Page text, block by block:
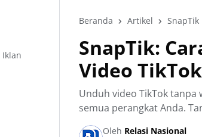
Beranda Artikel SnapTik
SnapTik:
Video
Unduh video TikTok
semua perangkat Anda.
Oleh Relasi Nasional
Iklan